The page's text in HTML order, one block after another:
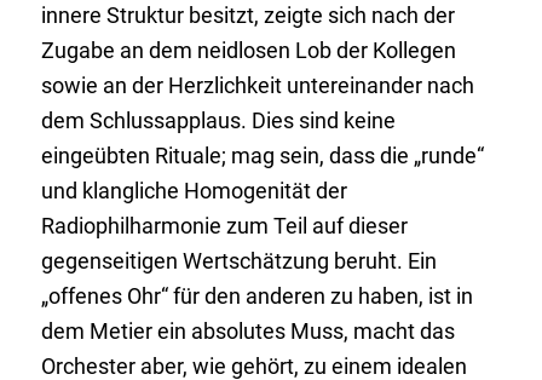
innere Struktur besitzt, zeigte sich nach der
Zugabe an dem neidlosen Lob der Kollegen
sowie an der Herzlichkeit untereinander nach
dem Schlussapplaus. Dies sind keine
eingeübten Rituale; mag sein, dass die „runde“
und klangliche Homogenität der
Radiophilharmonie zum Teil auf dieser
gegenseitigen Wertschätzung beruht. Ein
„offenes Ohr“ für den anderen zu haben, ist in
dem Metier ein absolutes Muss, macht das
Orchester aber, wie gehört, zu einem idealen